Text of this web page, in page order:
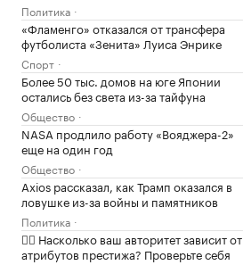
Политика
«Фламенго» отказался от трансфера
футболиста «Зенита» Луиса Энрике
Спорт
Более 50 тыс. домов на юге Японии
остались без света из-за тайфуна
Общество
NASA продлило работу «Вояджера-2»
еще на один год
Общество
Axios рассказал, как Трамп оказался в
ловушке из-за войны и памятников
Политика
✍🏻 Насколько ваш авторитет зависит от
атрибутов престижа? Проверьте себя